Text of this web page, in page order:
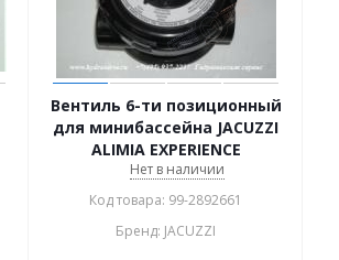
Вентиль 6-ти позиционный
для минибассейна JACUZZI
ALIMIA EXPERIENCE
Нет в наличии
Код товара: 99-2892661
Бренд: JACUZZI